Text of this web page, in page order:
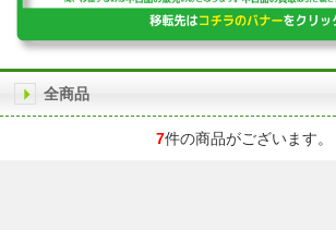
全商品
7件の商品がございます。